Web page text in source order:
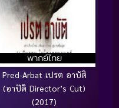
พากย์ไทย
Pred-Arbat เปรต อาบัติ
(อาปัติ Director’s Cut)
(2017)